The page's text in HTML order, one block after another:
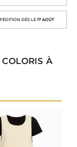
DÈS LE 17 AOÛT
À